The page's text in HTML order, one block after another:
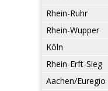
Rhein-Ruhr
Rhein-Wupper
Köln
Rhein-Erft-Sieg
Aachen/Euregio